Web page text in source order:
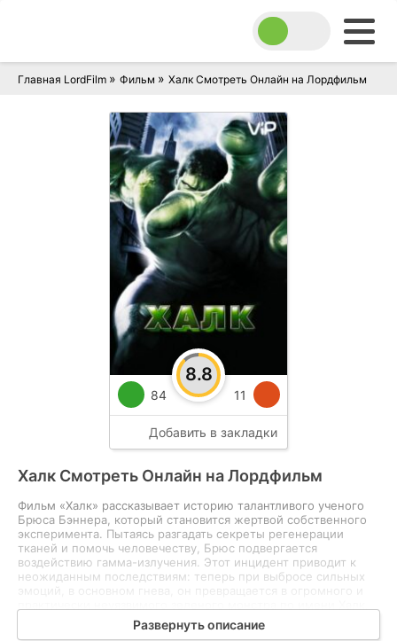
Главная LordFilm » Фильм » Халк Смотреть Онлайн на Лордфильм
Халк Смотреть Онлайн на Лордфильм
Фильм «Халк» рассказывает историю талантливого ученого
Брюса Бэннера, который становится жертвой собственного
эксперимента. Пытаясь разгадать секреты регенерации
тканей и помочь человечеству, Брюс подвергается
воздействию гамма-излучения. Этот инцидент приводит к
неожиданным последствиям: теперь при выбросе сильных
Эта серьезная перемена полностью меняет жизнь Брюса,
превращая его в объект охоты военных и научного интереса.